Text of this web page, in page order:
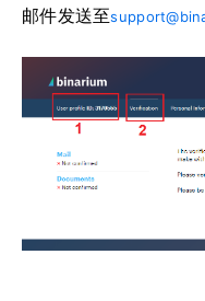
邮件发送至